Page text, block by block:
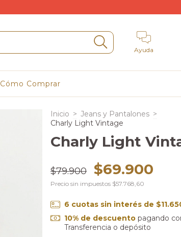
Ayuda
Cómo Comprar
Inicio > Jeans y Pantalones >
Charly Light Vintage
Charly Light
$79.900 $69.900
Precio sin impuestos $57.768,60
6 cuotas sin interés de
10% de descuentopagando
Transferencia o depósito